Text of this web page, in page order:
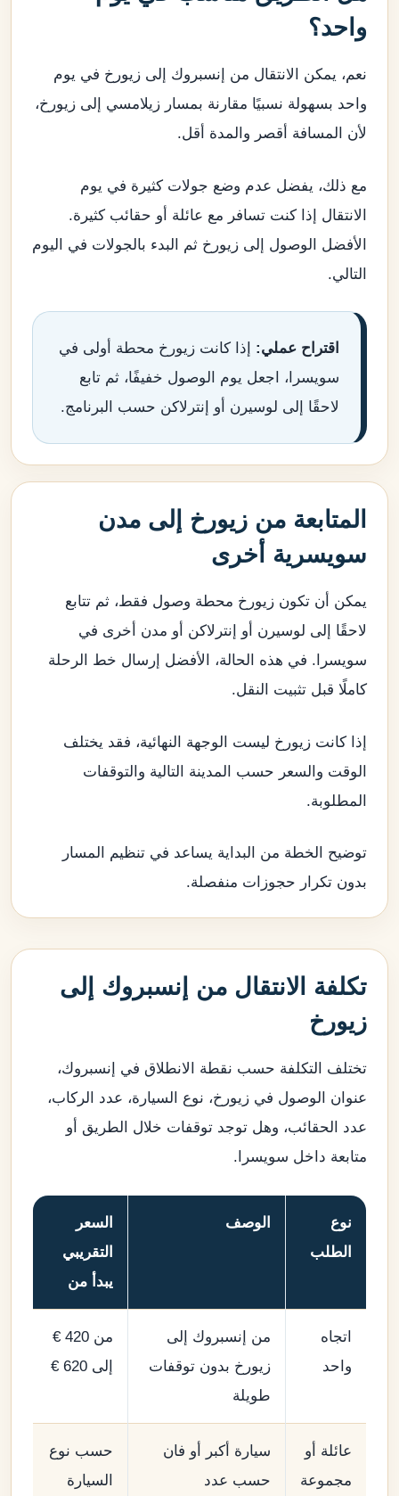
واحد؟
نعم، يمكن الانتقال من إنسبروك إلى زيورخ في يوم
واحد بسهولة نسبيًا مقارنة بمسار زيلامسي إلى زيورخ،
لأن المسافة أقصر والمدة أقل.
مع ذلك، يفضل عدم وضع جولات كثيرة في يوم
الانتقال إذا كنت تسافر مع عائلة أو حقائب كثيرة.
الأفضل الوصول إلى زيورخ ثم البدء بالجولات في اليوم
التالي.
اقتراح عملي: إذا كانت زيورخ محطة أولى في
سويسرا، اجعل يوم الوصول خفيفًا، ثم تابع
لاحقًا إلى لوسيرن أو إنترلاكن حسب البرنامج.
المتابعة من زيورخ إلى مدن
سويسرية أخرى
يمكن أن تكون زيورخ محطة وصول فقط، ثم تتابع
لاحقًا إلى لوسيرن أو إنترلاكن أو مدن أخرى في
سويسرا. في هذه الحالة، الأفضل إرسال خط الرحلة
كاملًا قبل تثبيت النقل.
إذا كانت زيورخ ليست الوجهة النهائية، فقد يختلف
الوقت والسعر حسب المدينة التالية والتوقفات
المطلوبة.
توضيح الخطة من البداية يساعد في تنظيم المسار
بدون تكرار حجوزات منفصلة.
تكلفة الانتقال من إنسبروك إلى
زيورخ
تختلف التكلفة حسب نقطة الانطلاق في إنسبروك،
عنوان الوصول في زيورخ، نوع السيارة، عدد الركاب،
عدد الحقائب، وهل توجد توقفات خلال الطريق أو
متابعة داخل سويسرا.
نوع
الطلب
الوصف
السعر
التقريبي
يبدأ من
اتجاه
واحد
من إنسبروك إلى
زيورخ بدون توقفات
طويلة
من 420 €
إلى 620 €
عائلة أو
مجموعة
سيارة أكبر أو فان
حسب عدد
حسب نوع
السيارة